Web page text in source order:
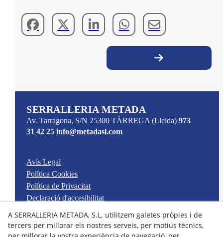
SERRALLERIA METADA
Av. Tarragona, S/N 25300 TÀRREGA (Lleida) 973
31 42 25 info@metadasl.com
Avís Legal
Política Cookies
Política de Privacitat
Declaració d'accesibilitat
Empresa
Productes i serveis
A SERRALLERIA METADA, S.L. utilitzem galetes pròpies i de
tercers per millorar els nostres serveis, per motius tècnics,